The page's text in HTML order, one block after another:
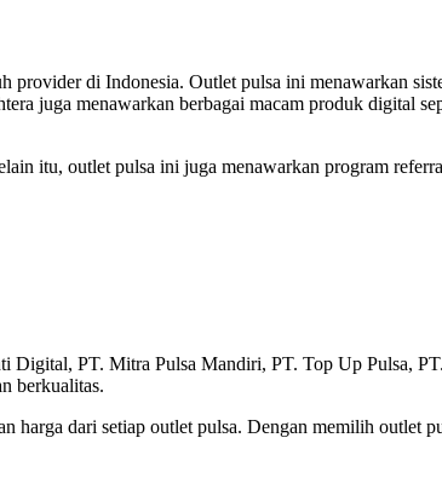
provider di Indonesia. Outlet pulsa ini menawarkan
juga menawarkan berbagai macam produk digital
itu, outlet pulsa ini juga menawarkan program
Digital, PT. Mitra Pulsa Mandiri, PT. Top Up Pulsa,
berkualitas.
harga dari setiap outlet pulsa. Dengan memilih outlet